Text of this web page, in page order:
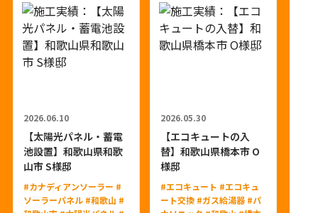
2026.06.10
【太陽光パネル・蓄電
池設置】和歌山県和歌
山市 S様邸
#カナディアンソーラー #
ソーラーパネル #和歌山 #
2026.05.30
【エコキュートの入
替】和歌山県橋本市 O
様邸
#エコキュート #エコキュ
ート交換 #ガス給湯器 #パ